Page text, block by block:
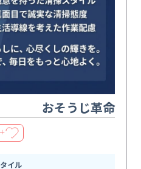
おそうじ革命
＋
イル